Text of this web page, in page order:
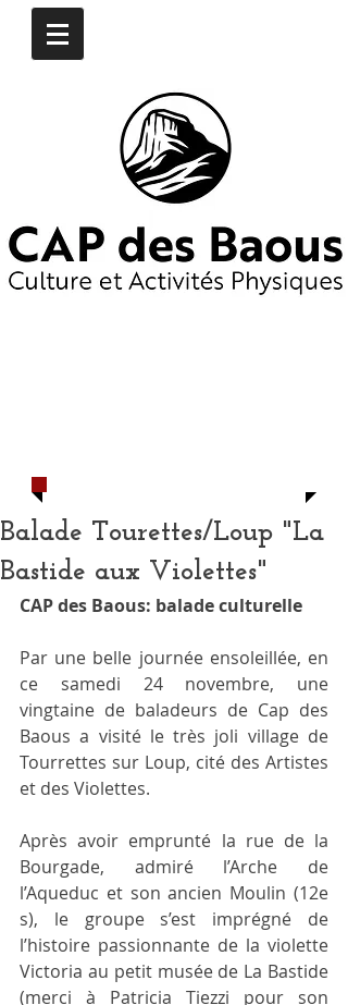
Balade Tourettes/Loup "La
Bastide aux Violettes"
CAP des Baous: balade culturelle
Par une belle journée ensoleillée, en
ce samedi 24 novembre, une
vingtaine de baladeurs de Cap des
Baous a visité le très joli village de
Tourrettes sur Loup, cité des Artistes
et des Violettes.
Après avoir emprunté la rue de la
Bourgade, admiré l’Arche de
l’Aqueduc et son ancien Moulin (12e
s), le groupe s’est imprégné de
l’histoire passionnante de la violette
Victoria au petit musée de La Bastide
(merci à Patricia Tiezzi pour son